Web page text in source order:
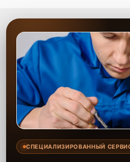
СПЕЦИАЛИЗИРОВАННЫЙ